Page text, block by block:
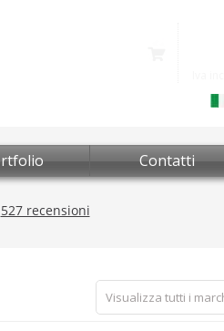
Contatti
Visualizza tutti i